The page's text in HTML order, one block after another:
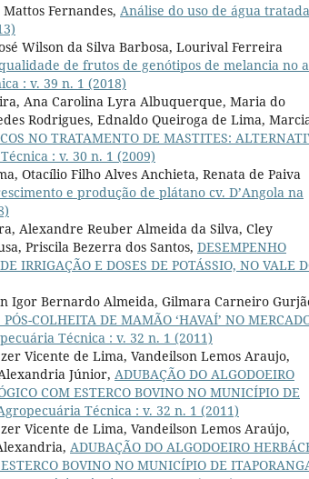
Fernandes, Análise do uso de água
Wilson da Silva Barbosa, Lourival Ferreira
de frutos de genótipos de melancia no
: v. 39 n. 1 (2018)
Ana Carolina Lyra Albuquerque, Maria do
Rodrigues, Ednaldo Queiroga de Lima,
NO TRATAMENTO DE MASTITES:
: v. 30 n. 1 (2009)
Otacílio Filho Alves Anchieta, Renata de Paiva
e produção de plátano cv. D’Angola na
Alexandre Reuber Almeida da Silva, Cley
Priscila Bezerra dos Santos, DESEMPENHO
IRRIGAÇÃO E DOSES DE POTÁSSIO, NO VALE
Igor Bernardo Almeida, Gilmara Carneiro
COLHEITA DE MAMÃO ‘HAVAÍ’ NO
Técnica : v. 32 n. 1 (2011)
Vicente de Lima, Vandeilson Lemos Araujo,
Júnior, ADUBAÇÃO DO ALGODOEIRO
COM ESTERCO BOVINO NO MUNICÍPIO DE
Técnica : v. 32 n. 1 (2011)
Vicente de Lima, Vandeilson Lemos Araújo,
ADUBAÇÃO DO ALGODOEIRO
BOVINO NO MUNICÍPIO DE